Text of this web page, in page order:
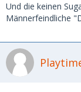
Und die keinen
Männerfeindliche